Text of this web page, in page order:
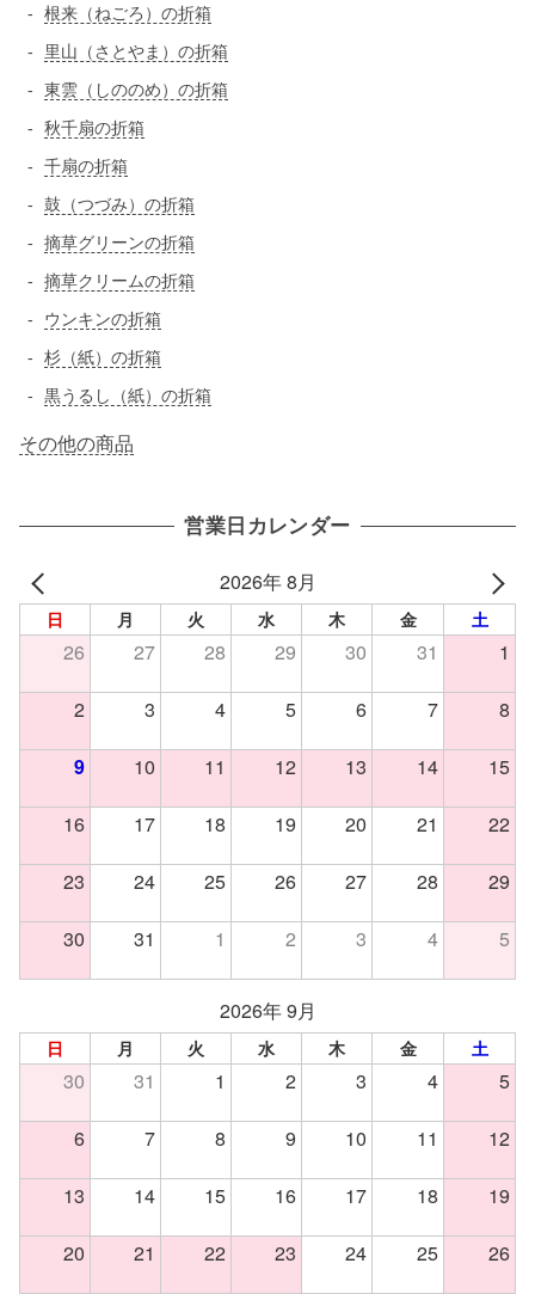
根来（ねごろ）の折箱
里山（さとやま）の折箱
東雲（しののめ）の折箱
秋千扇の折箱
千扇の折箱
鼓（つづみ）の折箱
摘草グリーンの折箱
摘草クリームの折箱
ウンキンの折箱
杉（紙）の折箱
黒うるし（紙）の折箱
その他の商品
営業日カレンダー
2026年 8月
日 月 火 水 木 金 土
26 27 28 29 30 31 1
2 3 4 5 6 7 8
9 10 11 12 13 14 15
16 17 18 19 20 21 22
23 24 25 26 27 28 29
30 31 1 2 3 4 5
2026年 9月
日 月 火 水 木 金 土
30 31 1 2 3 4 5
6 7 8 9 10 11 12
13 14 15 16 17 18 19
20 21 22 23 24 25 26